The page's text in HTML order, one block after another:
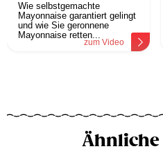
Wie selbstgemachte
Mayonnaise garantiert gelingt
und wie Sie geronnene
Mayonnaise retten...
zum Video
Ähnliche